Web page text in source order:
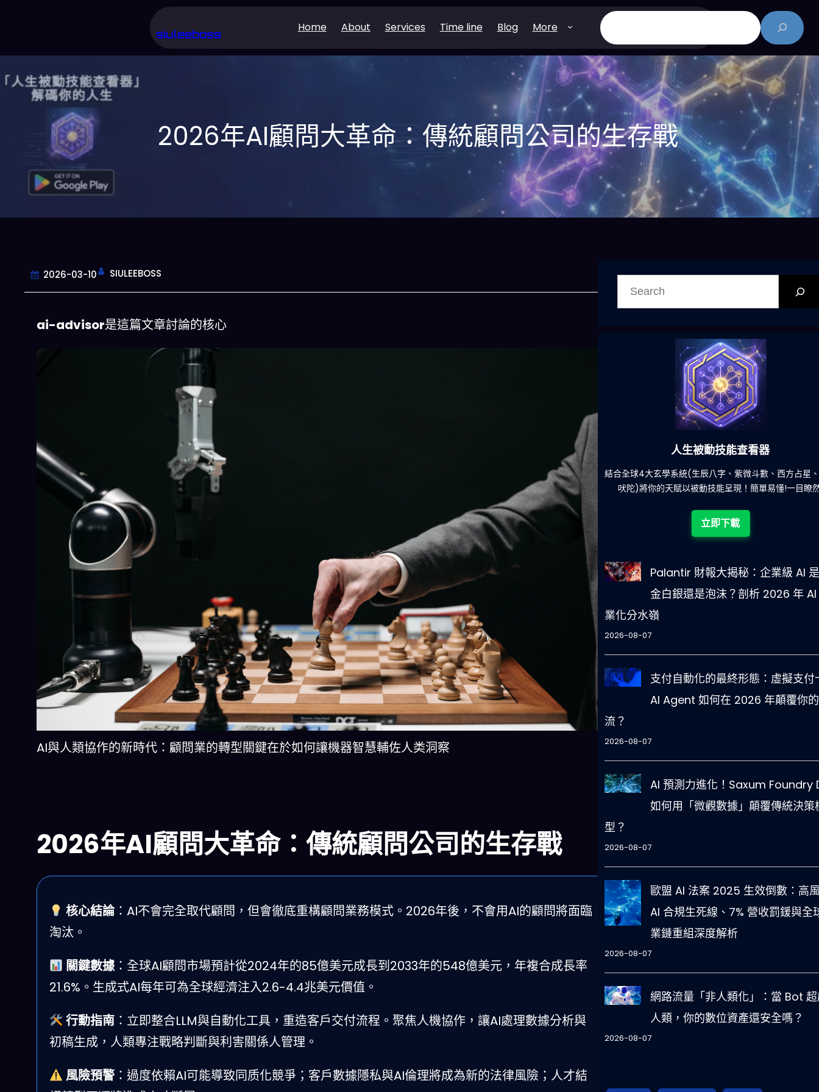
主
要
siuleeboss Home About Services Time line Blog More
搜
尋
2026年AI顧問大革命：傳統顧問公司的生存戰
2026-03-10 SIULEEBOSS
ai-advisor是這篇文章討論的核心
AI與人類協作的新時代：顧問業的轉型關鍵在於如何讓機器智慧輔佐人类洞察
2026年AI顧問大革命：傳統顧問公司的生存戰
核心結論：AI不會完全取代顧問，但會徹底重構顧問業務模式。2026年後，不會用AI的顧問將面臨
淘汰。
關鍵數據：全球AI顧問市場預計從2024年的85億美元成長到2033年的548億美元，年複合成長率
21.6%。生成式AI每年可為全球經濟注入2.6-4.4兆美元價值。
行動指南：立即整合LLM與自動化工具，重造客戶交付流程。聚焦人機協作，讓AI處理數據分析與
初稿生成，人類專注戰略判斷與利害關係人管理。
風險預警：過度依賴AI可能導致同质化競爭；客戶數據隱私與AI倫理將成為新的法律風險；人才結
一鍵配搭出三餸一湯的完美晚餐組合,以後免除晚餐吃什麽的煩
立即下載
人生被動技能查看器
結合全球4大玄學系統(生辰八字、紫微斗數、西方占星
吠陀)將你的天賦以被動技能呈現！簡單易懂!一目瞭
立即下載
Palantir 財報大揭秘：企業級 AI
金白銀還是泡沫？剖析 2026 年 AI
業化分水嶺
2026-08-07
支付自動化的最終形態：虛擬支付
AI Agent 如何在 2026 年顛覆你
流？
2026-08-07
AI 預測力進化！Saxum Foundry
如何用「微觀數據」顛覆傳統決策
型？
2026-08-07
歐盟 AI 法案 2025 生效倒數：高
AI 合規生死線、7% 營收罰鍰與全
業鏈重組深度解析
2026-08-07
網路流量「非人類化」：當 Bot
人類，你的數位資產還安全嗎？
2026-08-07